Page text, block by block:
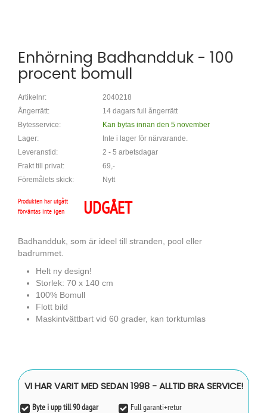
Enhörning Badhandduk - 100
procent bomull
Artikelnr:
2040218
Ångerrätt:
14 dagars full ångerrätt
Bytesservice:
Kan bytas innan den 5 november
Lager:
Inte i lager för närvarande.
Leveranstid:
2 - 5 arbetsdagar
Frakt till privat:
69,-
Föremålets skick:
Nytt
Produkten har utgått
förväntas inte igen
UDGÅET
Badhandduk, som är ideel till stranden, pool eller
badrummet.
Helt ny design!
Storlek: 70 x 140 cm
100% Bomull
Flott bild
Maskintvättbart vid 60 grader, kan torktumlas
VI HAR VARIT MED SEDAN 1998 - ALLTID BRA SERVICE!
Byte i upp till 90 dagar
Full garanti+retur